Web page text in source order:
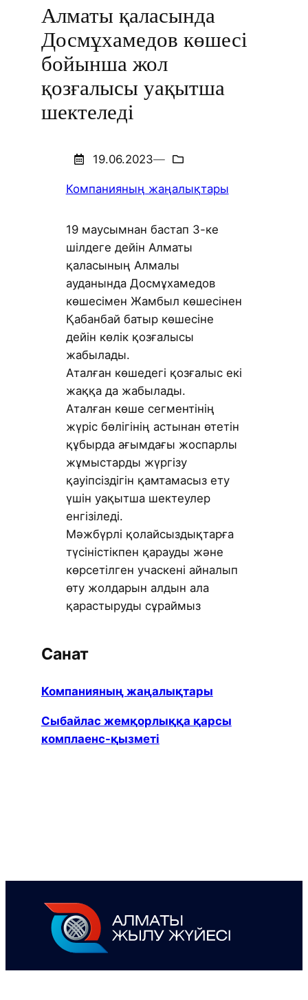
Алматы қаласында
Досмұхамедов көшесі
бойынша жол
қозғалысы уақытша
шектеледі
19.06.2023—
Компанияның жаңалықтары
19 маусымнан бастап 3-ке
шілдеге дейін Алматы
қаласының Алмалы
ауданында Досмұхамедов
көшесімен Жамбыл көшесінен
Қабанбай батыр көшесіне
дейін көлік қозғалысы
жабылады.
Аталған көшедегі қозғалыс екі
жаққа да жабылады.
Аталған көше сегментінің
жүріс бөлігінің астынан өтетін
құбырда ағымдағы жоспарлы
жұмыстарды жүргізу
қауіпсіздігін қамтамасыз ету
үшін уақытша шектеулер
енгізіледі.
Мәжбүрлі қолайсыздықтарға
түсіністікпен қарауды және
көрсетілген учаскені айналып
өту жолдарын алдын ала
қарастыруды сұраймыз
Санат
Компанияның жаңалықтары
Сыбайлас жемқорлыққа қарсы
комплаенс-қызметі